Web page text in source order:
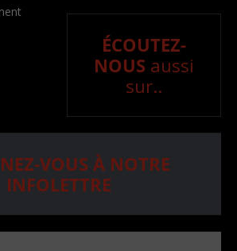
ÉCOUTEZ-
NOUS aussi
sur..
VOUS À NOTRE
INFOLETTRE